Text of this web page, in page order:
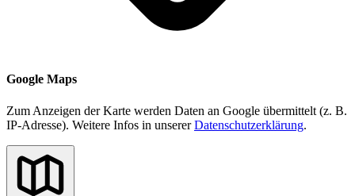
Google Maps
Zum Anzeigen der Karte werden Daten an Google übermittelt (z. B.
IP-Adresse). Weitere Infos in unsererDatenschutzerklärung.